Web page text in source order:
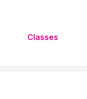
Classes